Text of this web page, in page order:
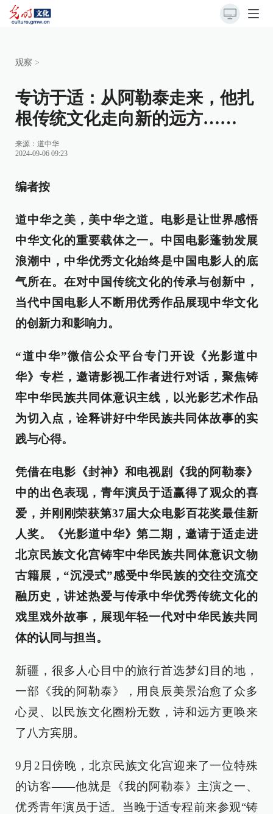
观察 >
专访于适：从阿勒泰走来，他扎
根传统文化走向新的远方……
来源： 道中华
2024-09-06 09:23
编者按
道中华之美，美中华之道。电影是让世界感悟
中华文化的重要载体之一。中国电影蓬勃发展
浪潮中，中华优秀文化始终是中国电影人的底
气所在。在对中国传统文化的传承与创新中，
当代中国电影人不断用优秀作品展现中华文化
的创新力和影响力。
“道中华”微信公众平台专门开设《光影道中
华》专栏，邀请影视工作者进行对话，聚焦铸
牢中华民族共同体意识主线，以光影艺术作品
为切入点，诠释讲好中华民族共同体故事的实
践与心得。
凭借在电影《封神》和电视剧《我的阿勒泰》
中的出色表现，青年演员于适赢得了观众的喜
爱，并刚刚荣获第37届大众电影百花奖最佳新
人奖。《光影道中华》第二期，邀请于适走进
北京民族文化宫铸牢中华民族共同体意识文物
古籍展，“沉浸式”感受中华民族的交往交流交
融历史，讲述热爱与传承中华优秀传统文化的
戏里戏外故事，展现年轻一代对中华民族共同
体的认同与担当。
新疆，很多人心目中的旅行首选梦幻目的地，
一部《我的阿勒泰》，用良辰美景治愈了众多
心灵、以民族文化圈粉无数，诗和远方更唤来
了八方宾朋。
9月2日傍晚，北京民族文化宫迎来了一位特殊
的访客——他就是《我的阿勒泰》主演之一、
优秀青年演员于适。当晚于适专程前来参观“铸